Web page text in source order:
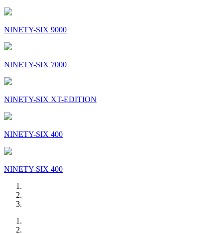
NINETY-SIX 9000
NINETY-SIX 7000
NINETY-SIX XT-EDITION
NINETY-SIX 400
NINETY-SIX 400